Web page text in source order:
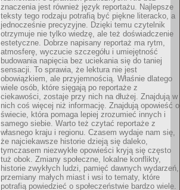
znaczenia jest również język reportażu. Najlepsze
teksty tego rodzaju potrafią być piękne literacko, a
jednocześnie precyzyjne. Dzięki temu czytelnik
otrzymuje nie tylko wiedzę, ale też doświadczenie
estetyczne. Dobrze napisany reportaż ma rytm,
atmosferę, wyczucie szczegółu i umiejętność
budowania napięcia bez uciekania się do taniej
sensacji. To sprawia, że lektura nie jest
obowiązkiem, ale przyjemnością. Właśnie dlatego
wiele osób, które sięgają po reportaże z
ciekawości, zostaje przy nich na dłużej. Znajdują w
nich coś więcej niż informację. Znajdują opowieść o
świecie, która pomaga lepiej zrozumieć innych i
samego siebie. Warto też czytać reportaże z
własnego kraju i regionu. Czasem wydaje nam się,
że najciekawsze historie dzieją się daleko,
tymczasem niezwykłe opowieści kryją się często
tuż obok. Zmiany społeczne, lokalne konflikty,
historie zwykłych ludzi, pamięć dawnych wydarzeń,
przemiany małych miast i wsi to tematy, które
potrafią powiedzieć o społeczeństwie bardzo wiele.